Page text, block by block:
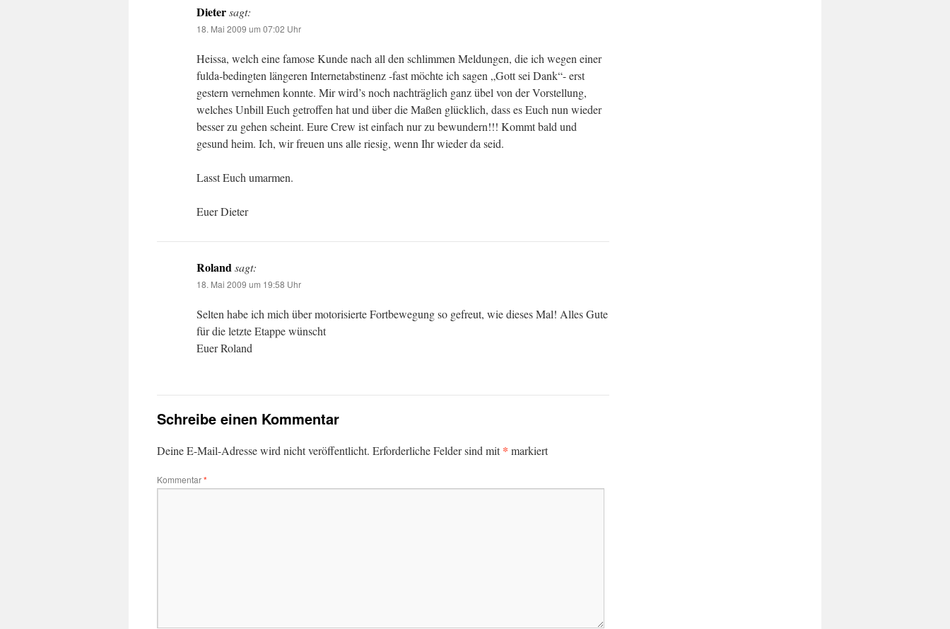
Dietersagt:
18. Mai 2009 um 07:02 Uhr
Heissa, welch eine famose Kunde nach all den schlimmen Meldungen, die ich wegen einer
fulda-bedingten längeren Internetabstinenz -fast möchte ich sagen „Gott sei Dank“- erst
gestern vernehmen konnte. Mir wird’s noch nachträglich ganz übel von der Vorstellung,
welches Unbill Euch getroffen hat und über die Maßen glücklich, dass es Euch nun wieder
besser zu gehen scheint. Eure Crew ist einfach nur zu bewundern!!! Kommt bald und
gesund heim. Ich, wir freuen uns alle riesig, wenn Ihr wieder da seid.
Lasst Euch umarmen.
Euer Dieter
Rolandsagt:
18. Mai 2009 um 19:58 Uhr
Selten habe ich mich über motorisierte Fortbewegung so gefreut, wie dieses Mal! Alles Gute
für die letzte Etappe wünscht
Euer Roland
Schreibe einen Kommentar
Deine E-Mail-Adresse wird nicht veröffentlicht. Erforderliche Felder sind mit* markiert
Kommentar*